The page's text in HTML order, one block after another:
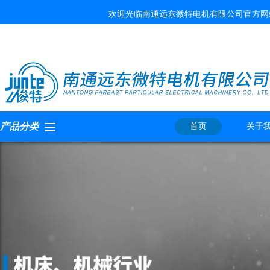
欢迎光临南通远东微特电机有限公司官方
产品分类 首页 关于